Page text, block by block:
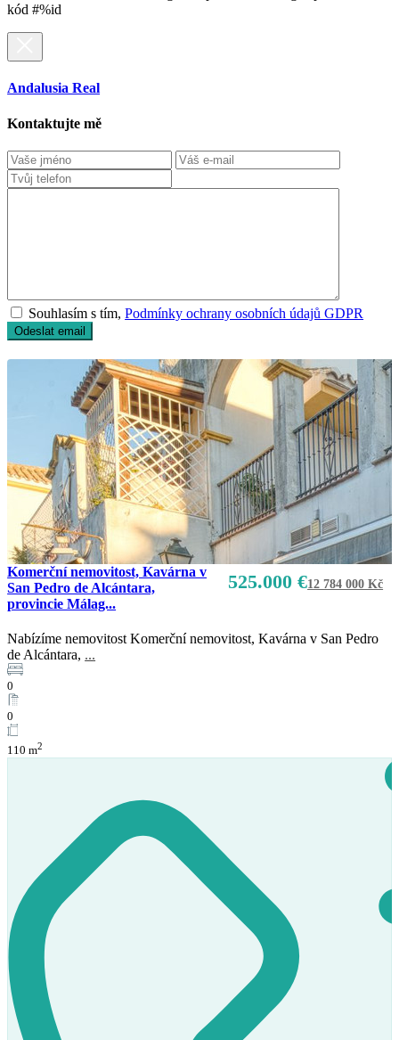
Prodej
K dispozici
kód #%id
Andalusia Real
Kontaktujte mě
Souhlasím s tím,Podmínky ochrany osobních údajů GDPR
525.000 €12 784 000 Kč
Komerční nemovitost, Kavárna v
San Pedro de Alcántara,
provincie Málag...
Nabízíme nemovitost Komerční nemovitost, Kavárna v San Pedro
de Alcántara, ...
0
0
110 m2